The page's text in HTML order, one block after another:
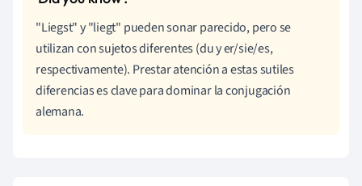
"Liegst" y "liegt" pueden sonar parecido, pero se
utilizan con sujetos diferentes (du y er/sie/es,
respectivamente). Prestar atención a estas sutiles
diferencias es clave para dominar la conjugación
alemana.